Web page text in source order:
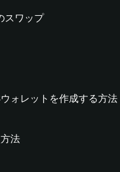
スワップ
ォレットを作成する方法
法